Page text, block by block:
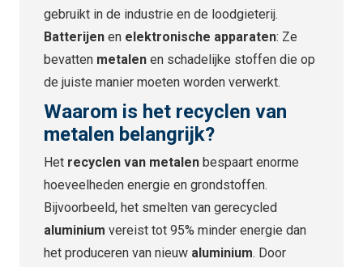
gebruikt in de industrie en de loodgieterij.
Batterijen en elektronische apparaten: Ze
bevatten metalen en schadelijke stoffen die op
de juiste manier moeten worden verwerkt.
Waarom is het recyclen van
metalen belangrijk?
Het recyclen van metalen bespaart enorme
hoeveelheden energie en grondstoffen.
Bijvoorbeeld, het smelten van gerecycled
aluminium vereist tot 95% minder energie dan
het produceren van nieuw aluminium. Door